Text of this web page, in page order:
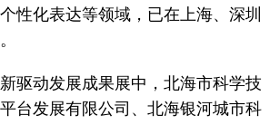
性化表达等领域，已在上海、深圳
动发展成果展中，北海市科学技
台发展有限公司、北海银河城市科